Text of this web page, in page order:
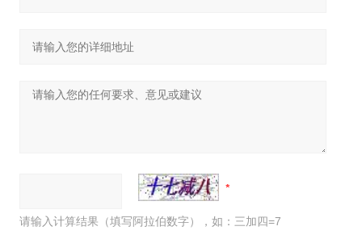
请输入计算结果（填写阿拉伯数字），如：三加四=7